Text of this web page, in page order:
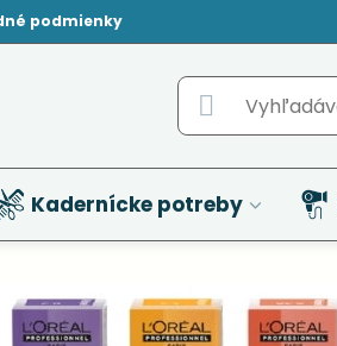
podmienky
Kadernícke potreby